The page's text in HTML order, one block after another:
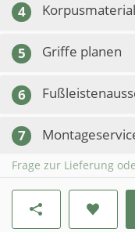
4
5 Griffe planen
6
7
Frage zur Lieferung